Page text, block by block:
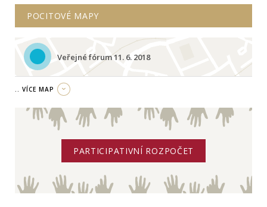
POCITOVÉ MAPY
Veřejné fórum 11. 6. 2018
.. VÍCE MAP
PARTICIPATIVNÍ ROZPOČET